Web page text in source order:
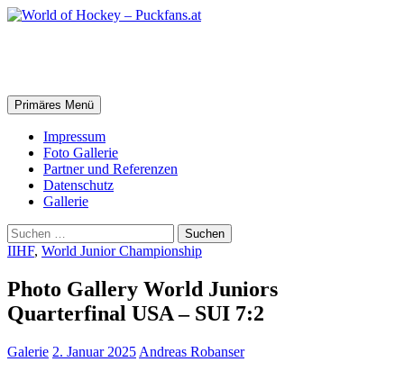
Zum
Suchen
Primäres Menü
Impressum
Foto Gallerie
Partner und Referenzen
Datenschutz
Gallerie
Suchen
nach:
IIHF, World Junior Championship
Photo Gallery World Juniors
Quarterfinal USA – SUI 7:2
Galerie 2. Januar 2025 Andreas Robanser